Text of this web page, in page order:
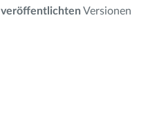
veröffentlichten Versionen